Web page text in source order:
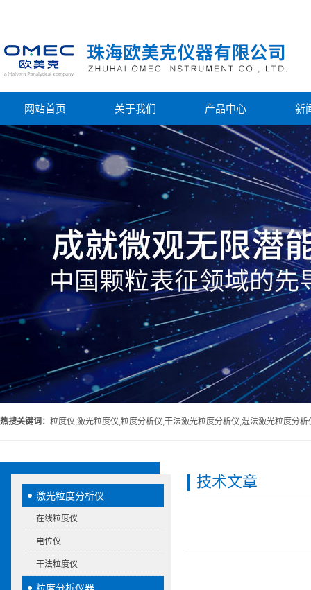
网站首页 关于我们 产品中心 新
热搜关键词： 粒度仪,激光粒度仪,粒度分析仪,干法激光粒度分析仪,湿法激光粒度分析
激光粒度分析仪
在线粒度仪
电位仪
干法粒度仪
技术文章